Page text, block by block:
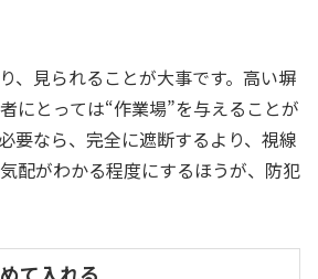
、見られることが大事です。高い塀
にとっては“作業場”を与えることが
要なら、完全に遮断するより、視線
配がわかる程度にするほうが、防犯